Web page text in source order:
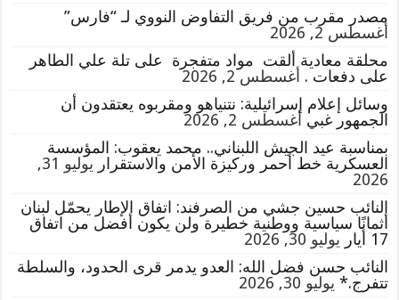
مصدر مقرب من فريق التفاوض النووي لـ “فارس”
أغسطس 2, 2026
محلقة معادية ألقت مواد متفجرة على تلة علي الطاهر
على دفعات . أغسطس 2, 2026
وسائل إعلام إسرائيلية: نتنياهو ومقربوه يعتقدون أن
الجمهور غبي أغسطس 2, 2026
بمناسبة عيد الجيش اللبناني.. محمد يعقوب: المؤسسة
العسكرية خط أحمر وركيزة الأمن والاستقرار
يوليو 31,
2026
النائب حسين جشي من الصرفند: اتفاق الإطار يحمّل لبنان
أثمانًا سياسية ووطنية خطيرة ولن يكون أفضل من اتفاق
17 أيار
يوليو 30, 2026
النائب حسن فضل الله: العدو يدمر قرى الحدود، والسلطة
تتفرج.* يوليو 30, 2026